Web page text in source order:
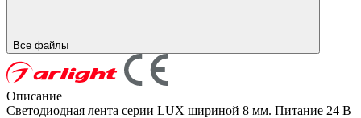
Все файлы
Описание
Светодиодная лента серии LUX шириной 8 мм. Питание 24 В